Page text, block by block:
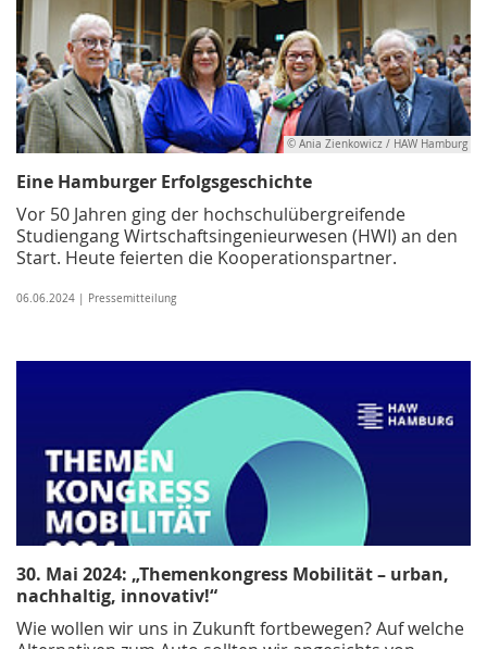
© Ania Zienkowicz / HAW Hamburg
Eine Hamburger Erfolgsgeschichte
Vor 50 Jahren ging der hochschulübergreifende
Studiengang Wirtschaftsingenieurwesen (HWI) an den
Start. Heute feierten die Kooperationspartner.
06.06.2024 | Pressemitteilung
30. Mai 2024: „Themenkongress Mobilität – urban,
nachhaltig, innovativ!“
Wie wollen wir uns in Zukunft fortbewegen? Auf welche